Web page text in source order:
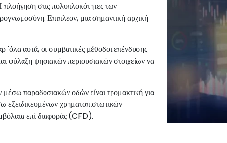
πλοήγηση στις πολυπλοκότητες των
Επιπλέον, μια σημαντική αρχική
αυτά, οι συμβατικές μέθοδοι επένδυσης
φύλαξη ψηφιακών περιουσιακών στοιχείων να
μέσω παραδοσιακών οδών είναι τρομακτική για
εξειδικευμένων χρηματοπιστωτικών
επί διαφοράς (CFD).